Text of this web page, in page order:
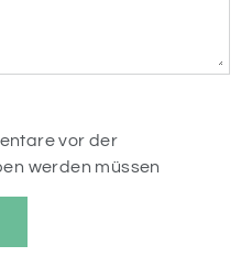
vor der
werden müssen